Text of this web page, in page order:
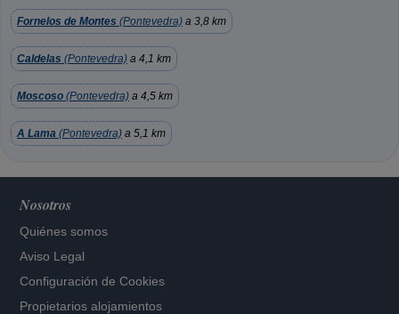
Fornelos de Montes (Pontevedra) a 3,8 km
Caldelas (Pontevedra) a 4,1 km
Moscoso (Pontevedra) a 4,5 km
A Lama (Pontevedra) a 5,1 km
Nosotros
Quiénes somos
Aviso Legal
Configuración de Cookies
Propietarios alojamientos